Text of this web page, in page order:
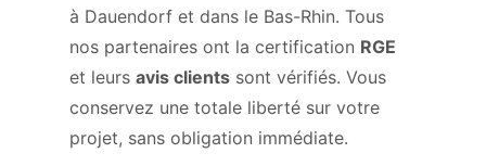
à Dauendorf et dans le Bas-Rhin. Tous
nos partenaires ont la certification RGE
et leurs avis clients sont vérifiés. Vous
conservez une totale liberté sur votre
projet, sans obligation immédiate.